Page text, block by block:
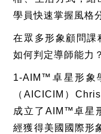
學員快速掌握風格
在眾多形象顧問課
如何判定導師能力？
1-AIM™卓星形象
（AICICIM）
成立了AIM™卓星
經獲得美國國際形